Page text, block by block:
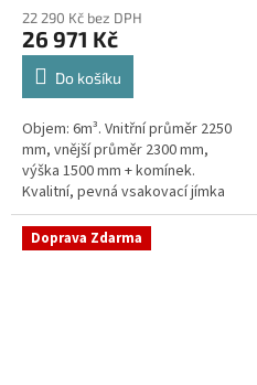
22 290 Kč bez DPH
26 971 Kč
Do košíku
Objem: 6m³. Vnitřní průměr 2250
mm, vnější průměr 2300 mm,
výška 1500 mm + komínek.
Kvalitní, pevná vsakovací jímka
(nádrž) bez potřeby
obetonování Průměr přítoku a
odtoku +...
Doprava Zdarma